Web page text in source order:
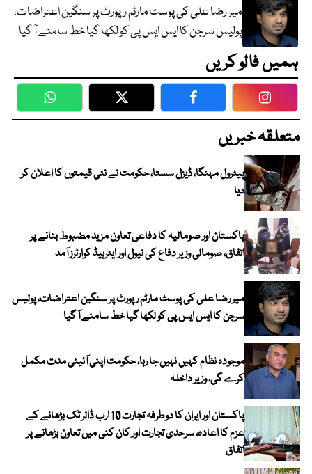
میر رضا علی کی پوسٹ مارٹم رپورٹ پر سنگین اعتراضات،
پولیس سرجن کا ایس ایس پی کو لکھا گیا خط سامنے آ گیا
ہمیں فالو کریں
WhatsApp Twitter Facebook
متعلقہ خبریں
پیٹرول مہنگا، ڈیزل سستا، حکومت نے نئی قیمتوں کا اعلان کر
دیا
پاکستان اور صومالیہ کا دفاعی تعاون مزید مضبوط بنانے پر
اتفاق، صومالی وزیر دفاع کی نیول اور ایئرہیڈ کوارٹرز آمد
میر رضا علی کی پوسٹ مارٹم رپورٹ پر سنگین اعتراضات، پولیس
سرجن کا ایس ایس پی کو لکھا گیا خط سامنے آ گیا
موجودہ نظام کہیں نہیں جا رہا، حکومت اپنی آئینی مدت مکمل
کرے گی، وزیر داخلہ
پاکستان اور ایران کا دوطرفہ تجارت 10 ارب ڈالر تک بڑھانے کے
عزم کا اعادہ، سرحدی تجارت اور کان کنی میں تعاون بڑھانے پر
اتفاق